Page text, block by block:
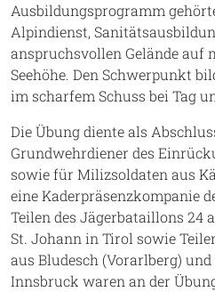
Ausbildungsprogramm
Alpindienst,
anspruchsvollen Gelände auf
Seehöhe. Den Schwerpunkt
im scharfem Schuss bei Tag
Die Übung diente als
Grundwehrdiener des
sowie für Milizsoldaten aus
eine Kaderpräsenzkompanie
Teilen des Jägerbataillons 24
St. Johann in Tirol sowie
aus Bludesch (Vorarlberg)
Innsbruck waren an der